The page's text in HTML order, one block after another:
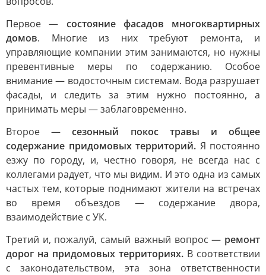
Первое — состояние фасадов многоквартирных
домов. Многие из них требуют ремонта, и
управляющие компании этим занимаются, но нужны
превентивные меры по содержанию. Особое
внимание — водосточным системам. Вода разрушает
фасады, и следить за этим нужно постоянно, а
принимать меры — заблаговременно.
Второе —сезонный покос травы и общее
содержание придомовых территорий. Я постоянно
езжу по городу, и, честно говоря, не всегда нас с
коллегами радует, что мы видим. И это одна из самых
частых тем, которые поднимают жители на встречах
во время объездов — содержание двора,
взаимодействие с УК.
Третий и, пожалуй, самый важный вопрос — ремонт
дорог на придомовых территориях. В соответствии
с законодательством, эта зона ответственности